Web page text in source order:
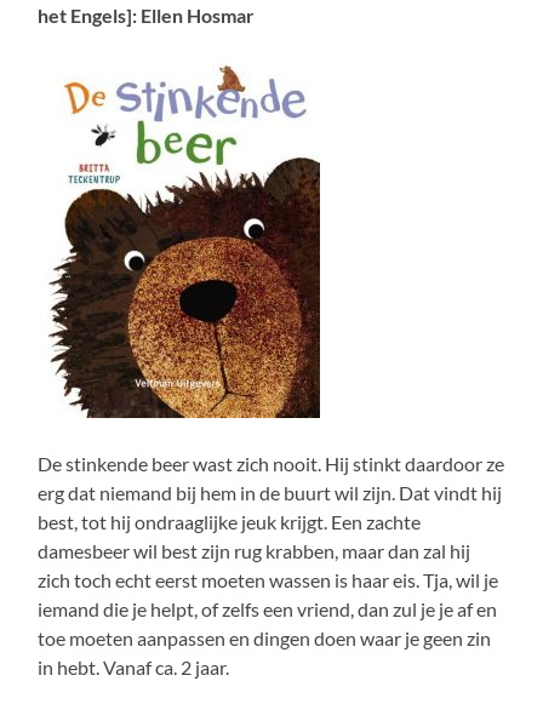
het Engels]: Ellen Hosmar
De stinkende beer wast zich nooit. Hij stinkt daardoor ze
erg dat niemand bij hem in de buurt wil zijn. Dat vindt hij
best, tot hij ondraaglijke jeuk krijgt. Een zachte
damesbeer wil best zijn rug krabben, maar dan zal hij
zich toch echt eerst moeten wassen is haar eis. Tja, wil je
iemand die je helpt, of zelfs een vriend, dan zul je je af en
toe moeten aanpassen en dingen doen waar je geen zin
in hebt. Vanaf ca. 2 jaar.